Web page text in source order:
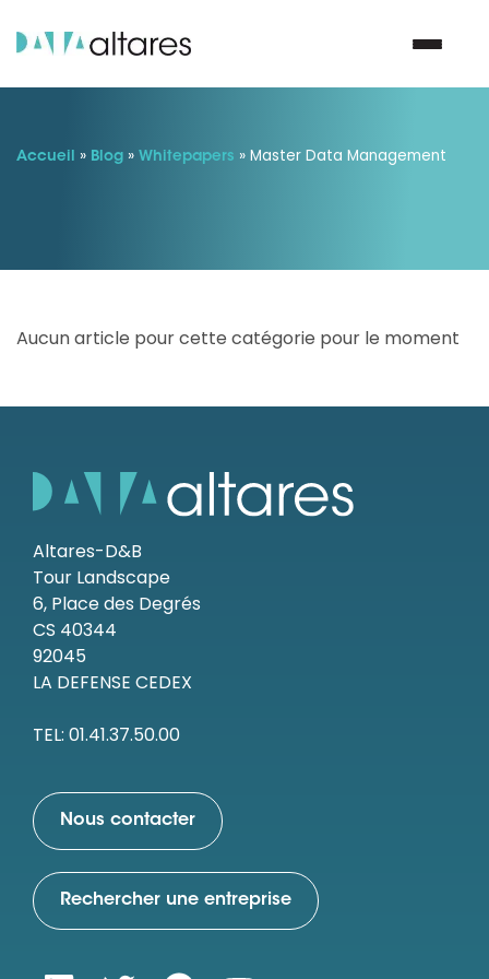
Nous contacter
Nos partenaires
Accueil » Blog » Whitepapers » Master Data Management
Aucun article pour cette catégorie pour le moment
Altares-D&B
Tour Landscape
6, Place des Degrés
CS 40344
92045
LA DEFENSE CEDEX
TEL: 01.41.37.50.00
Nous contacter
Rechercher une entreprise